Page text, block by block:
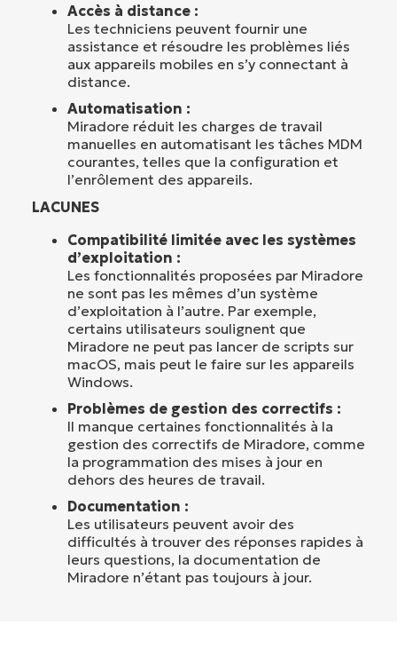
Accès à distance :
Les techniciens peuvent fournir une
assistance et résoudre les problèmes liés
aux appareils mobiles en s’y connectant à
distance.
Automatisation :
Miradore réduit les charges de travail
manuelles en automatisant les tâches MDM
courantes, telles que la configuration et
l’enrôlement des appareils.
LACUNES
Compatibilité limitée avec les systèmes
d’exploitation :
Les fonctionnalités proposées par Miradore
ne sont pas les mêmes d’un système
d’exploitation à l’autre. Par exemple,
certains utilisateurs soulignent que
Miradore ne peut pas lancer de scripts sur
macOS, mais peut le faire sur les appareils
Windows.
Problèmes de gestion des correctifs :
Il manque certaines fonctionnalités à la
gestion des correctifs de Miradore, comme
la programmation des mises à jour en
dehors des heures de travail.
Documentation :
Les utilisateurs peuvent avoir des
difficultés à trouver des réponses rapides à
leurs questions, la documentation de
Miradore n’étant pas toujours à jour.